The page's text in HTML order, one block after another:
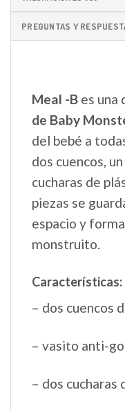
PREGUNTAS Y
Meal -B es una
de Baby
del bebé a
dos cuencos,
cucharas de
piezas se
espacio y
monstruito.
Características:
– dos cuencos
– vasito anti-
– dos cucharas